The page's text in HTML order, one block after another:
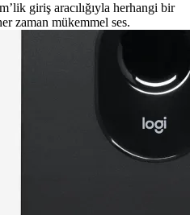
giriş aracılığıyla herhangi bir
zaman mükemmel ses.